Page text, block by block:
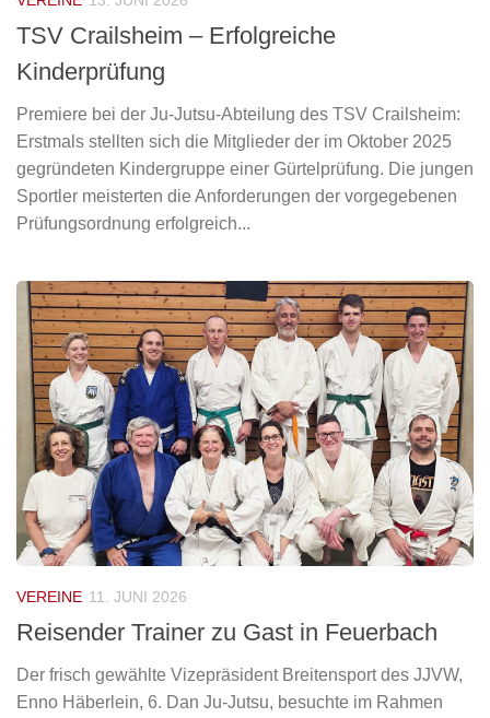
TSV Crailsheim – Erfolgreiche
Kinderprüfung
Premiere bei der Ju-Jutsu-Abteilung des TSV Crailsheim:
Erstmals stellten sich die Mitglieder der im Oktober 2025
gegründeten Kindergruppe einer Gürtelprüfung. Die jungen
Sportler meisterten die Anforderungen der vorgegebenen
Prüfungsordnung erfolgreich...
VEREINE 11. JUNI 2026
Reisender Trainer zu Gast in Feuerbach
Der frisch gewählte Vizepräsident Breitensport des JJVW,
Enno Häberlein, 6. Dan Ju-Jutsu, besuchte im Rahmen